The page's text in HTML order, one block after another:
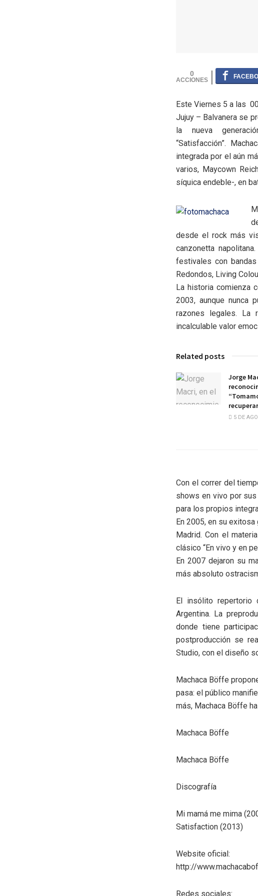
0
Este Viernes 5 a las
Jujuy – Balvanera se
la nueva
“Satisfacción”.
integrada por el aún
varios, Maycown
síquica endeble-, en
desde el rock más
canzonetta
festivales con
Redondos, Living
La historia comienza
2003, aunque nunca
razones legales. La
incalculable valor
Related posts
Jorge
5 DE
Con el correr del
shows en vivo por
para los propios
En 2005, en su
Madrid. Con el
clásico “En vivo y en
En 2007 dejaron su
más absoluto
El insólito repertorio
Argentina. La
donde tiene
postproducción se
Studio, con el diseño
Machaca Böffe
pasa: el público
más, Machaca Böffe
Machaca Böffe
Machaca Böffe
Discografía
Mi mamá me mima
Satisfaction (2013)
Website oficial:
http://
Redes sociales: